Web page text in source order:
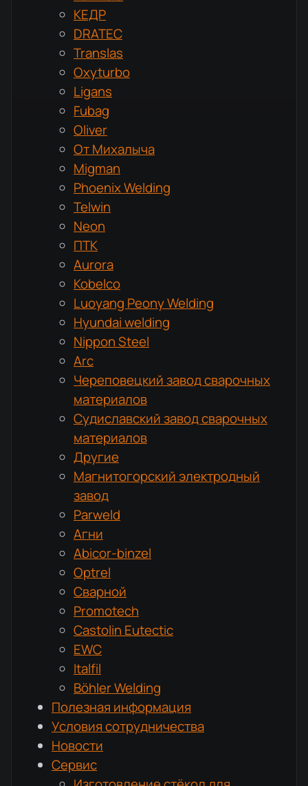
КЕДР
DRATEC
Translas
Oxyturbo
Ligans
Fubag
Oliver
От Михалыча
Migman
Phoenix Welding
Telwin
Neon
ПТК
Aurora
Kobelco
Luoyang Peony Welding
Hyundai welding
Nippon Steel
Arc
Череповецкий завод сварочных
материалов
Судиславский завод сварочных
материалов
Другие
Магнитогорский электродный
завод
Parweld
Агни
Abicor-binzel
Optrel
Сварной
Promotech
Castolin Eutectic
EWC
Italfil
Böhler Welding
Полезная информация
Условия сотрудничества
Новости
Сервис